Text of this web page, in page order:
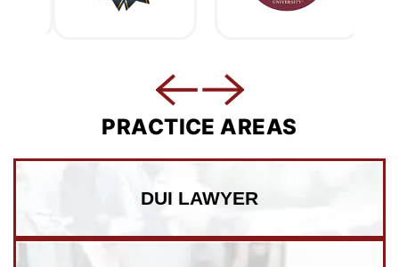
PRACTICE AREAS
DUI LAWYER